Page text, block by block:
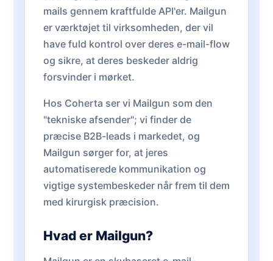
mails gennem kraftfulde API'er. Mailgun
er værktøjet til virksomheden, der vil
have fuld kontrol over deres e-mail-flow
og sikre, at deres beskeder aldrig
forsvinder i mørket.
Hos Coherta ser vi Mailgun som den
"tekniske afsender"; vi finder de
præcise B2B-leads i markedet, og
Mailgun sørger for, at jeres
automatiserede kommunikation og
vigtige systembeskeder når frem til dem
med kirurgisk præcision.
Hvad er Mailgun?